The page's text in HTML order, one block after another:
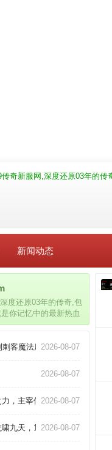
奇新服网,深度还原03年的
新闻动态
度还原03年的传奇,包
你记忆中的最新热血
刺客魔法盾。2026-08-07
2026-08-07
，主宰传奇世界，等你来征服
2026-08-07
九天，1.90至臻，私服圈风云
2026-08-07